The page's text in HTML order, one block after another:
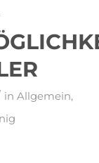
in Allgemein,